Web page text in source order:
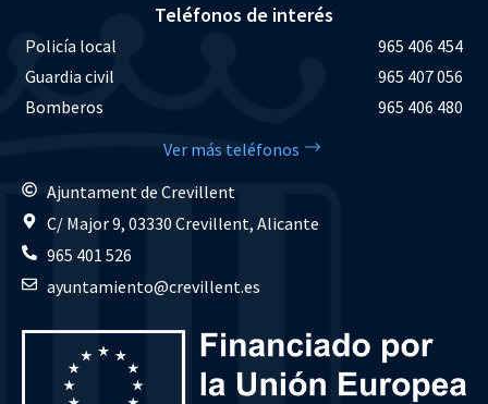
Teléfonos de interés
Policía local
965 406 454
Guardia civil
965 407 056
Bomberos
965 406 480
Ver más teléfonos
Ajuntament de Crevillent
C/ Major 9, 03330 Crevillent, Alicante
965 401 526
ayuntamiento@crevillent.es